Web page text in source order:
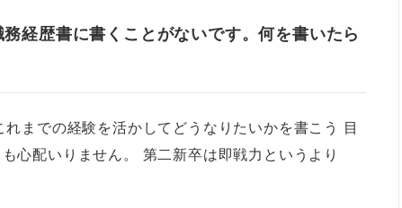
経歴書に書くことがないです。何を書いたら
までの経験を活かしてどうなりたいかを書こう 目
心配いりません。 第二新卒は即戦力というより